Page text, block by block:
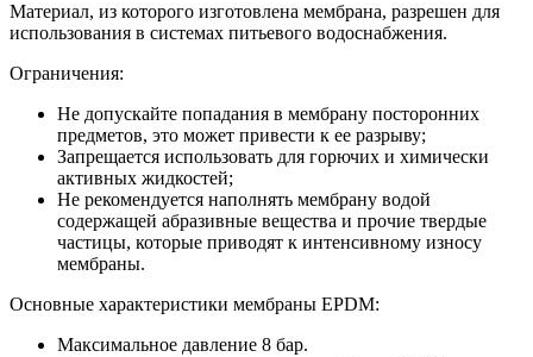
Материал, из которого изготовлена мембрана, разрешен для
использования в системах питьевого водоснабжения.
Ограничения:
Не допускайте попадания в мембрану посторонних
предметов, это может привести к ее разрыву;
Запрещается использовать для горючих и химически
активных жидкостей;
Не рекомендуется наполнять мембрану водой
содержащей абразивные вещества и прочие твердые
частицы, которые приводят к интенсивному износу
мембраны.
Основные характеристики мембраны EPDM:
Максимальное давление 8 бар.